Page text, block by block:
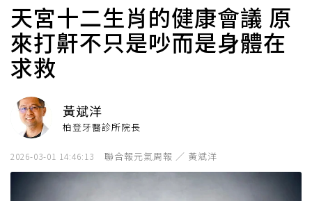
天宮十二生肖的健康會議 原
來打鼾不只是吵而是身體在
求救
黃斌洋
柏登牙醫診所院長
2026-03-01 14:46:13 聯合報元氣周報 ／ 黃斌洋